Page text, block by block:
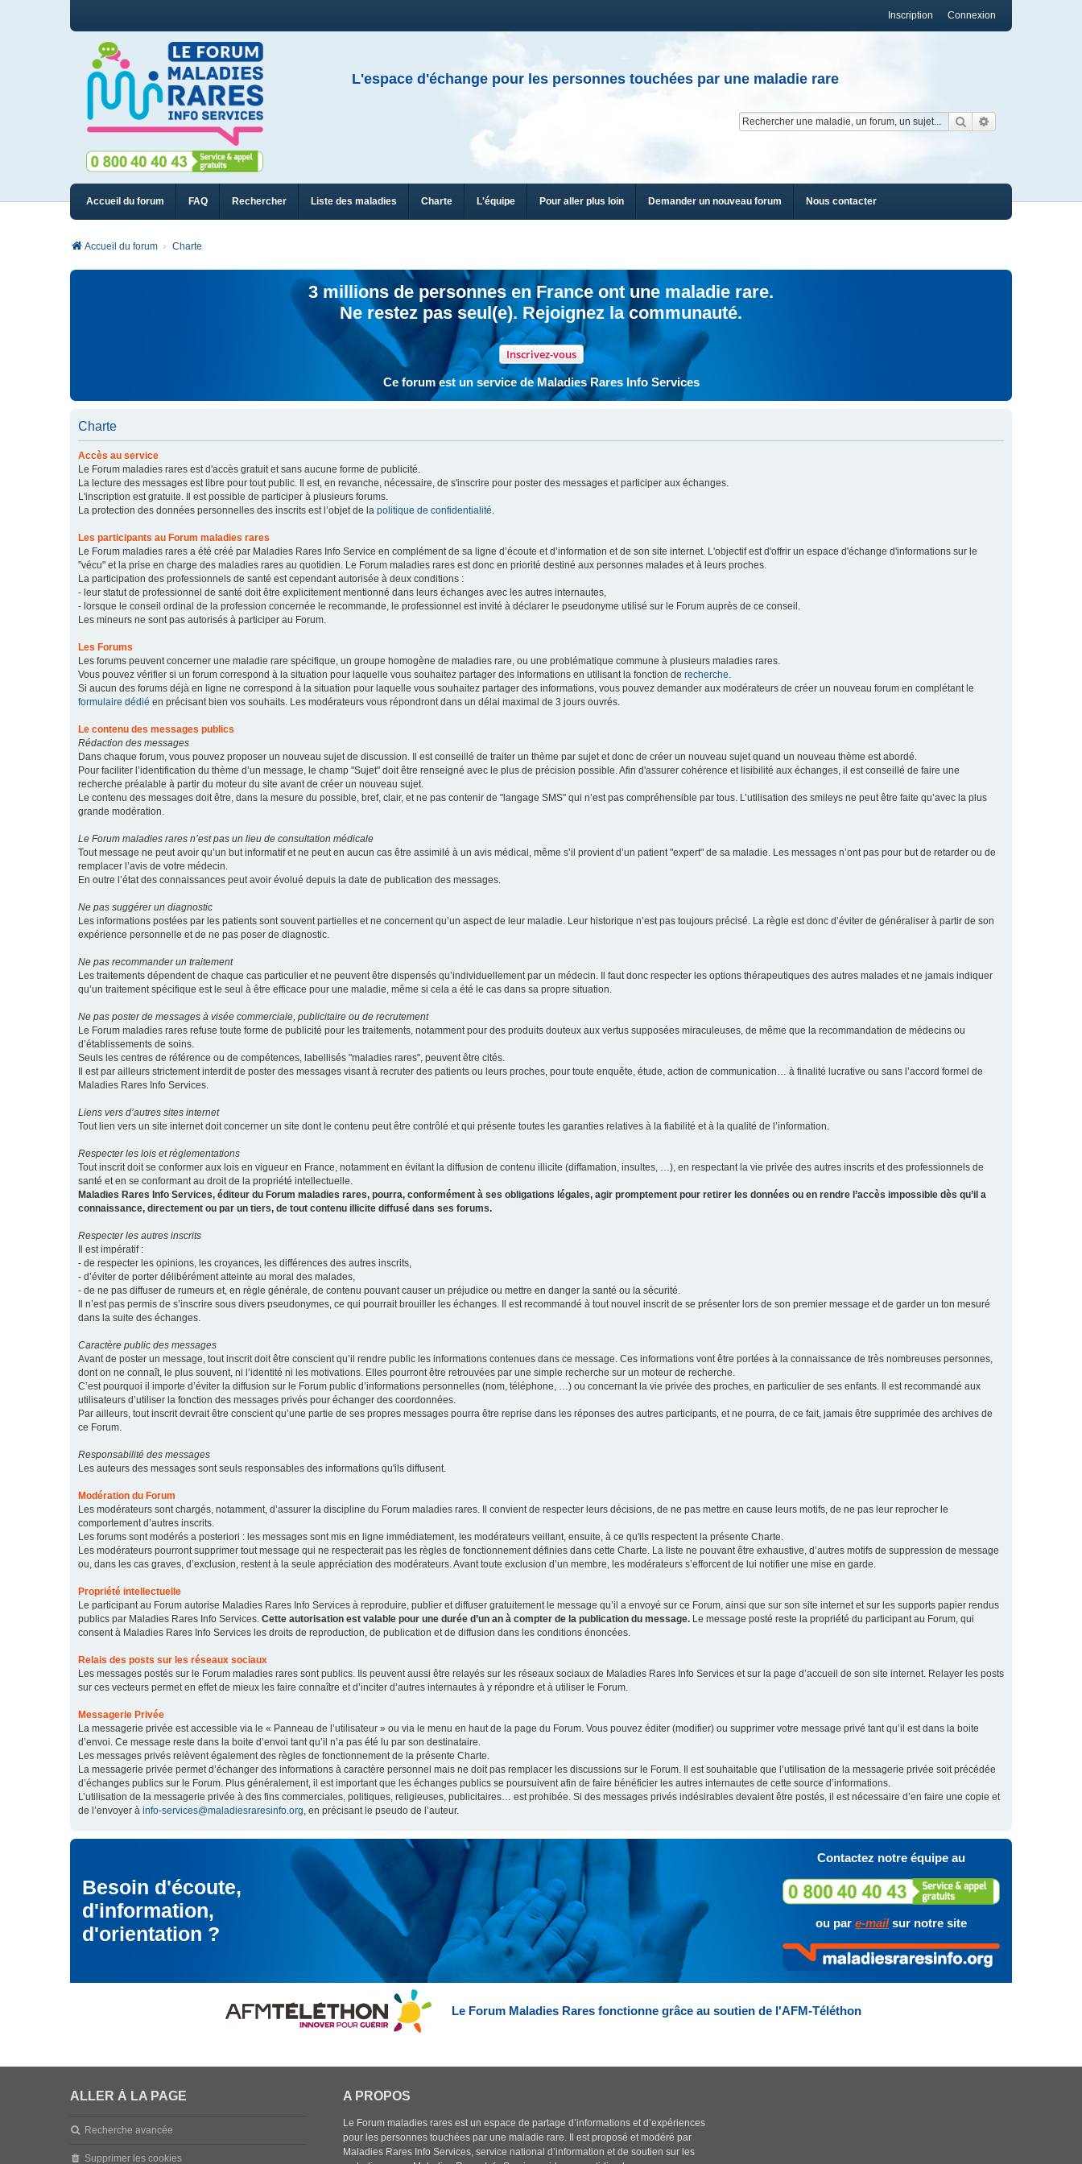
Connexion
Inscription
L'espace d'échange pour les personnes touchées par une maladie rare
Rechercher
Accueil du forum FAQ Rechercher Liste des maladies Charte L'équipe Pour aller plus loin Demander un nouveau forum Nous contacter
Accueil du forum Charte
3 millions de personnes en France ont une maladie rare.
Ne restez pas seul(e). Rejoignez la communauté.
Inscrivez-vous
Ce forum est un service de Maladies Rares Info Services
Charte
Accès au service
Le Forum maladies rares est d'accès gratuit et sans aucune forme de publicité.
La lecture des messages est libre pour tout public. Il est, en revanche, nécessaire, de s'inscrire pour poster des messages et participer aux échanges.
L'inscription est gratuite. Il est possible de participer à plusieurs forums.
La protection des données personnelles des inscrits est l’objet de la politique de confidentialité.
Les participants au Forum maladies rares
Le Forum maladies rares a été créé par Maladies Rares Info Service en complément de sa ligne d’écoute et d’information et de son site internet. L'objectif est d'offrir un espace d'échange d'informations sur le
"vécu" et la prise en charge des maladies rares au quotidien. Le Forum maladies rares est donc en priorité destiné aux personnes malades et à leurs proches.
La participation des professionnels de santé est cependant autorisée à deux conditions :
- leur statut de professionnel de santé doit être explicitement mentionné dans leurs échanges avec les autres internautes,
- lorsque le conseil ordinal de la profession concernée le recommande, le professionnel est invité à déclarer le pseudonyme utilisé sur le Forum auprès de ce conseil.
Les mineurs ne sont pas autorisés à participer au Forum.
Les Forums
Les forums peuvent concerner une maladie rare spécifique, un groupe homogène de maladies rare, ou une problématique commune à plusieurs maladies rares.
Vous pouvez vérifier si un forum correspond à la situation pour laquelle vous souhaitez partager des informations en utilisant la fonction de recherche.
Si aucun des forums déjà en ligne ne correspond à la situation pour laquelle vous souhaitez partager des informations, vous pouvez demander aux modérateurs de créer un nouveau forum en complétant le
formulaire dédié en précisant bien vos souhaits. Les modérateurs vous répondront dans un délai maximal de 3 jours ouvrés.
Le contenu des messages publics
Rédaction des messages
Dans chaque forum, vous pouvez proposer un nouveau sujet de discussion. Il est conseillé de traiter un thème par sujet et donc de créer un nouveau sujet quand un nouveau thème est abordé.
Pour faciliter l’identification du thème d’un message, le champ "Sujet" doit être renseigné avec le plus de précision possible. Afin d'assurer cohérence et lisibilité aux échanges, il est conseillé de faire une
recherche préalable à partir du moteur du site avant de créer un nouveau sujet.
Le contenu des messages doit être, dans la mesure du possible, bref, clair, et ne pas contenir de "langage SMS" qui n’est pas compréhensible par tous. L’utilisation des smileys ne peut être faite qu’avec la plus
grande modération.
Le Forum maladies rares n’est pas un lieu de consultation médicale
Tout message ne peut avoir qu’un but informatif et ne peut en aucun cas être assimilé à un avis médical, même s’il provient d’un patient "expert" de sa maladie. Les messages n’ont pas pour but de retarder ou de
remplacer l’avis de votre médecin.
En outre l’état des connaissances peut avoir évolué depuis la date de publication des messages.
Ne pas suggérer un diagnostic
Les informations postées par les patients sont souvent partielles et ne concernent qu’un aspect de leur maladie. Leur historique n’est pas toujours précisé. La règle est donc d’éviter de généraliser à partir de son
expérience personnelle et de ne pas poser de diagnostic.
Ne pas recommander un traitement
Les traitements dépendent de chaque cas particulier et ne peuvent être dispensés qu’individuellement par un médecin. Il faut donc respecter les options thérapeutiques des autres malades et ne jamais indiquer
qu’un traitement spécifique est le seul à être efficace pour une maladie, même si cela a été le cas dans sa propre situation.
Ne pas poster de messages à visée commerciale, publicitaire ou de recrutement
Le Forum maladies rares refuse toute forme de publicité pour les traitements, notamment pour des produits douteux aux vertus supposées miraculeuses, de même que la recommandation de médecins ou
d’établissements de soins.
Seuls les centres de référence ou de compétences, labellisés "maladies rares", peuvent être cités.
Il est par ailleurs strictement interdit de poster des messages visant à recruter des patients ou leurs proches, pour toute enquête, étude, action de communication… à finalité lucrative ou sans l’accord formel de
Maladies Rares Info Services.
Liens vers d’autres sites internet
Tout lien vers un site internet doit concerner un site dont le contenu peut être contrôlé et qui présente toutes les garanties relatives à la fiabilité et à la qualité de l’information.
Respecter les lois et réglementations
Tout inscrit doit se conformer aux lois en vigueur en France, notamment en évitant la diffusion de contenu illicite (diffamation, insultes, …), en respectant la vie privée des autres inscrits et des professionnels de
santé et en se conformant au droit de la propriété intellectuelle.
Maladies Rares Info Services, éditeur du Forum maladies rares, pourra, conformément à ses obligations légales, agir promptement pour retirer les données ou en rendre l’accès impossible dès qu’il a
connaissance, directement ou par un tiers, de tout contenu illicite diffusé dans ses forums.
Respecter les autres inscrits
Il est impératif :
- de respecter les opinions, les croyances, les différences des autres inscrits,
- d’éviter de porter délibérément atteinte au moral des malades,
- de ne pas diffuser de rumeurs et, en règle générale, de contenu pouvant causer un préjudice ou mettre en danger la santé ou la sécurité.
Il n’est pas permis de s’inscrire sous divers pseudonymes, ce qui pourrait brouiller les échanges. Il est recommandé à tout nouvel inscrit de se présenter lors de son premier message et de garder un ton mesuré
dans la suite des échanges.
Caractère public des messages
Avant de poster un message, tout inscrit doit être conscient qu’il rendre public les informations contenues dans ce message. Ces informations vont être portées à la connaissance de très nombreuses personnes,
dont on ne connaît, le plus souvent, ni l’identité ni les motivations. Elles pourront être retrouvées par une simple recherche sur un moteur de recherche.
C’est pourquoi il importe d’éviter la diffusion sur le Forum public d’informations personnelles (nom, téléphone, …) ou concernant la vie privée des proches, en particulier de ses enfants. Il est recommandé aux
utilisateurs d’utiliser la fonction des messages privés pour échanger des coordonnées.
Par ailleurs, tout inscrit devrait être conscient qu’une partie de ses propres messages pourra être reprise dans les réponses des autres participants, et ne pourra, de ce fait, jamais être supprimée des archives de
ce Forum.
Responsabilité des messages
Les auteurs des messages sont seuls responsables des informations qu'ils diffusent.
Modération du Forum
Les modérateurs sont chargés, notamment, d’assurer la discipline du Forum maladies rares. Il convient de respecter leurs décisions, de ne pas mettre en cause leurs motifs, de ne pas leur reprocher le
comportement d’autres inscrits.
Les forums sont modérés a posteriori : les messages sont mis en ligne immédiatement, les modérateurs veillant, ensuite, à ce qu'ils respectent la présente Charte.
Les modérateurs pourront supprimer tout message qui ne respecterait pas les règles de fonctionnement définies dans cette Charte. La liste ne pouvant être exhaustive, d’autres motifs de suppression de message
ou, dans les cas graves, d’exclusion, restent à la seule appréciation des modérateurs. Avant toute exclusion d’un membre, les modérateurs s’efforcent de lui notifier une mise en garde.
Propriété intellectuelle
Le participant au Forum autorise Maladies Rares Info Services à reproduire, publier et diffuser gratuitement le message qu’il a envoyé sur ce Forum, ainsi que sur son site internet et sur les supports papier rendus
publics par Maladies Rares Info Services. Cette autorisation est valable pour une durée d’un an à compter de la publication du message. Le message posté reste la propriété du participant au Forum, qui
consent à Maladies Rares Info Services les droits de reproduction, de publication et de diffusion dans les conditions énoncées.
Relais des posts sur les réseaux sociaux
Les messages postés sur le Forum maladies rares sont publics. Ils peuvent aussi être relayés sur les réseaux sociaux de Maladies Rares Info Services et sur la page d’accueil de son site internet. Relayer les posts
sur ces vecteurs permet en effet de mieux les faire connaître et d’inciter d’autres internautes à y répondre et à utiliser le Forum.
Messagerie Privée
La messagerie privée est accessible via le « Panneau de l’utilisateur » ou via le menu en haut de la page du Forum. Vous pouvez éditer (modifier) ou supprimer votre message privé tant qu’il est dans la boite
d’envoi. Ce message reste dans la boite d’envoi tant qu’il n’a pas été lu par son destinataire.
Les messages privés relèvent également des règles de fonctionnement de la présente Charte.
La messagerie privée permet d’échanger des informations à caractère personnel mais ne doit pas remplacer les discussions sur le Forum. Il est souhaitable que l’utilisation de la messagerie privée soit précédée
d’échanges publics sur le Forum. Plus généralement, il est important que les échanges publics se poursuivent afin de faire bénéficier les autres internautes de cette source d’informations.
L’utilisation de la messagerie privée à des fins commerciales, politiques, religieuses, publicitaires… est prohibée. Si des messages privés indésirables devaient être postés, il est nécessaire d’en faire une copie et
de l’envoyer à info-services@maladiesraresinfo.org, en précisant le pseudo de l’auteur.
Besoin d'écoute,
d'information,
d'orientation ?
Contactez notre équipe au
ou par e-mailsur notre site
Le Forum Maladies Rares fonctionne grâce au soutien de l'AFM-Téléthon
ALLER À LA PAGE
Recherche avancée
Supprimer les cookies
A PROPOS
Le Forum maladies rares est un espace de partage d’informations et d’expériences
pour les personnes touchées par une maladie rare. Il est proposé et modéré par
Maladies Rares Info Services, service national d’information et de soutien sur les